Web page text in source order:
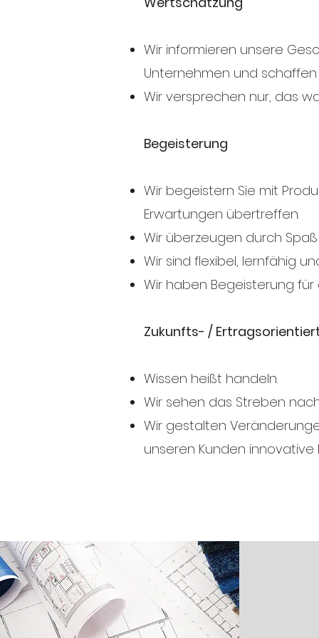
Wir informieren unsere
Unternehmen und
Wir versprechen nur, das
Begeisterung
Wir begeistern Sie mit
Erwartungen übertreffen.
Wir überzeugen durch
Wir sind flexibel, lernfähig
Wir haben Begeisterung
Zukunfts- /
Wissen heißt handeln.
Wir sehen das Streben
Wir gestalten
unseren Kunden